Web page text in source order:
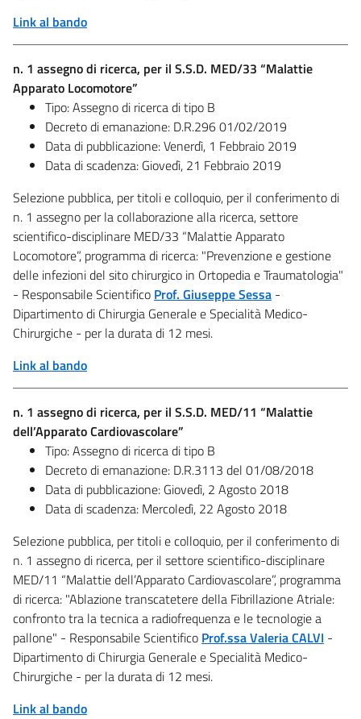
Link al bando
n. 1 assegno di ricerca, per il S.S.D. MED/33 “Malattie
Apparato Locomotore”
Tipo: Assegno di ricerca di tipo B
Decreto di emanazione: D.R.296 01/02/2019
Data di pubblicazione: Venerdì, 1 Febbraio 2019
Data di scadenza: Giovedì, 21 Febbraio 2019
Selezione pubblica, per titoli e colloquio, per il conferimento di
n. 1 assegno per la collaborazione alla ricerca, settore
scientifico-disciplinare MED/33 “Malattie Apparato
Locomotore”, programma di ricerca: "Prevenzione e gestione
delle infezioni del sito chirurgico in Ortopedia e Traumatologia"
- Responsabile Scientifico Prof. Giuseppe Sessa -
Dipartimento di Chirurgia Generale e Specialità Medico-
Chirurgiche - per la durata di 12 mesi.
Link al bando
n. 1 assegno di ricerca, per il S.S.D. MED/11 “Malattie
dell’Apparato Cardiovascolare”
Tipo: Assegno di ricerca di tipo B
Decreto di emanazione: D.R.3113 del 01/08/2018
Data di pubblicazione: Giovedì, 2 Agosto 2018
Data di scadenza: Mercoledì, 22 Agosto 2018
Selezione pubblica, per titoli e colloquio, per il conferimento di
n. 1 assegno di ricerca, per il settore scientifico-disciplinare
MED/11 “Malattie dell’Apparato Cardiovascolare”, programma
di ricerca: "Ablazione transcatetere della Fibrillazione Atriale:
confronto tra la tecnica a radiofrequenza e le tecnologie a
pallone" - Responsabile Scientifico Prof.ssa Valeria CALVI -
Dipartimento di Chirurgia Generale e Specialità Medico-
Chirurgiche - per la durata di 12 mesi.
Link al bando